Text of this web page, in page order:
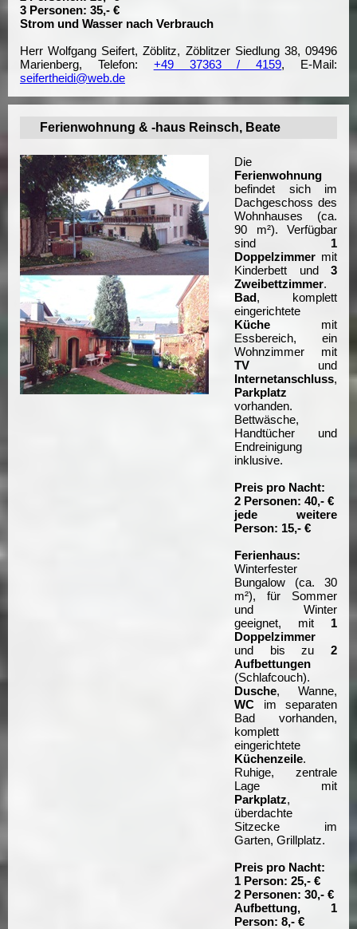
3 Personen: 35,- €
Strom und Wasser nach Verbrauch
Herr Wolfgang Seifert, Zöblitz, Zöblitzer Siedlung 38, 09496
Marienberg, Telefon: +49 37363 / 4159, E-Mail:
seifertheidi@web.de
Ferienwohnung & -haus Reinsch, Beate
Die
Ferienwohnung
befindet sich im
Dachgeschoss des
Wohnhauses (ca.
90 m²). Verfügbar
sind 1
Doppelzimmer mit
Kinderbett und 3
Zweibettzimmer.
Bad, komplett
eingerichtete
Küche mit
Essbereich, ein
Wohnzimmer mit
TV und
Internetanschluss,
Parkplatz
vorhanden.
Bettwäsche,
Handtücher und
Endreinigung
inklusive.
Preis pro Nacht:
2 Personen: 40,- €
jede weitere
Person: 15,- €
Ferienhaus:
Winterfester
Bungalow (ca. 30
m²), für Sommer
und Winter
geeignet, mit 1
Doppelzimmer
und bis zu 2
Aufbettungen
(Schlafcouch).
Dusche, Wanne,
WC im separaten
Bad vorhanden,
komplett
eingerichtete
Küchenzeile.
Ruhige, zentrale
Lage mit
Parkplatz,
überdachte
Sitzecke im
Garten, Grillplatz.
Preis pro Nacht:
1 Person: 25,- €
2 Personen: 30,- €
Aufbettung, 1
Person: 8,- €